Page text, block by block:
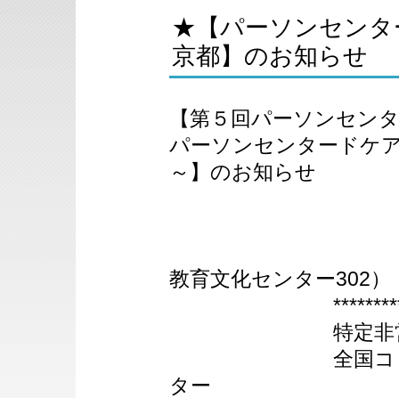
★【パーソンセンタ
京都】のお知らせ
【第５回パーソンセン
パーソンセンタードケ
～】のお知らせ
教育文化センター302）
特定非営利
全国コミュニ
ター